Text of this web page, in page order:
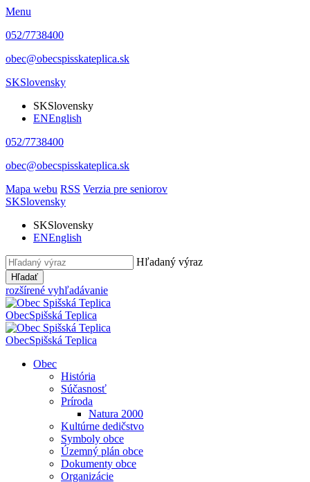
Menu
052/7738400
obec@obecspisskateplica.sk
SKSlovensky
SKSlovensky
ENEnglish
052/7738400
obec@obecspisskateplica.sk
Mapa webu RSS Verzia pre seniorov
SKSlovensky
SKSlovensky
ENEnglish
Hľadaný výraz
Hľadať
rozšírené vyhľadávanie
ObecSpišská Teplica
ObecSpišská Teplica
Obec
História
Súčasnosť
Príroda
Natura 2000
Kultúrne dedičstvo
Symboly obce
Územný plán obce
Dokumenty obce
Organizácie